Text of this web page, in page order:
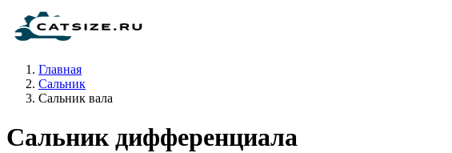
Главная
Сальник
Сальник вала
Сальник дифференциала